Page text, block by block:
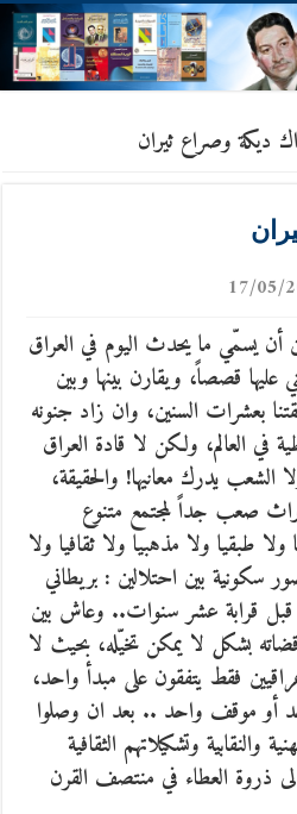
ديكة وصراع ثيران
17/05/
أن يسمّي ما يحدث اليوم في العراق
عليها قصصاً، ويقارن بينها وبين
بعشرات السنين، وان زاد جنونه
في العالم، ولكن لا قادة العراق
الشعب يدرك معانيها! والحقيقة،
صعب جداً لمجتمع متنوع
طبقيا ولا مذهبيا ولا ثقافيا ولا
سكونية بين احتلالين : بريطاني
قبل قرابة عشر سنوات.. وعاش بين
بشكل لا يمكن تخيّله، بحيث لا
فقط يتفقون على مبدأ واحد،
أو موقف واحد .. بعد ان وصلوا
والنقابية وتشكيلاتهم الثقافية
إلى ذروة العطاء في منتصف القرن